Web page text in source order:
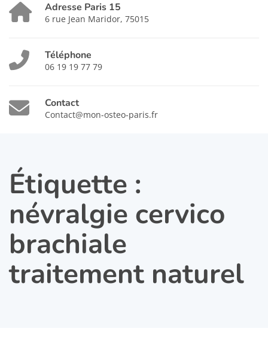
Adresse Paris 15
6 rue Jean Maridor, 75015
Téléphone
06 19 19 77 79
Contact
Contact@mon-osteo-paris.fr
Étiquette :
névralgie cervico
brachiale
traitement naturel